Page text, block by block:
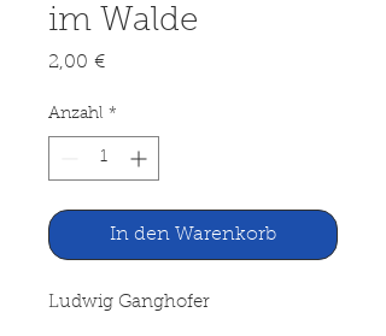
im Walde
2,00 €Preis
Anzahl *
In den Warenkorb
Ludwig Ganghofer